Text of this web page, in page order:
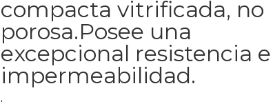
compacta vitrificada, no
porosa.Posee una
excepcional resistencia e
impermeabilidad.
.